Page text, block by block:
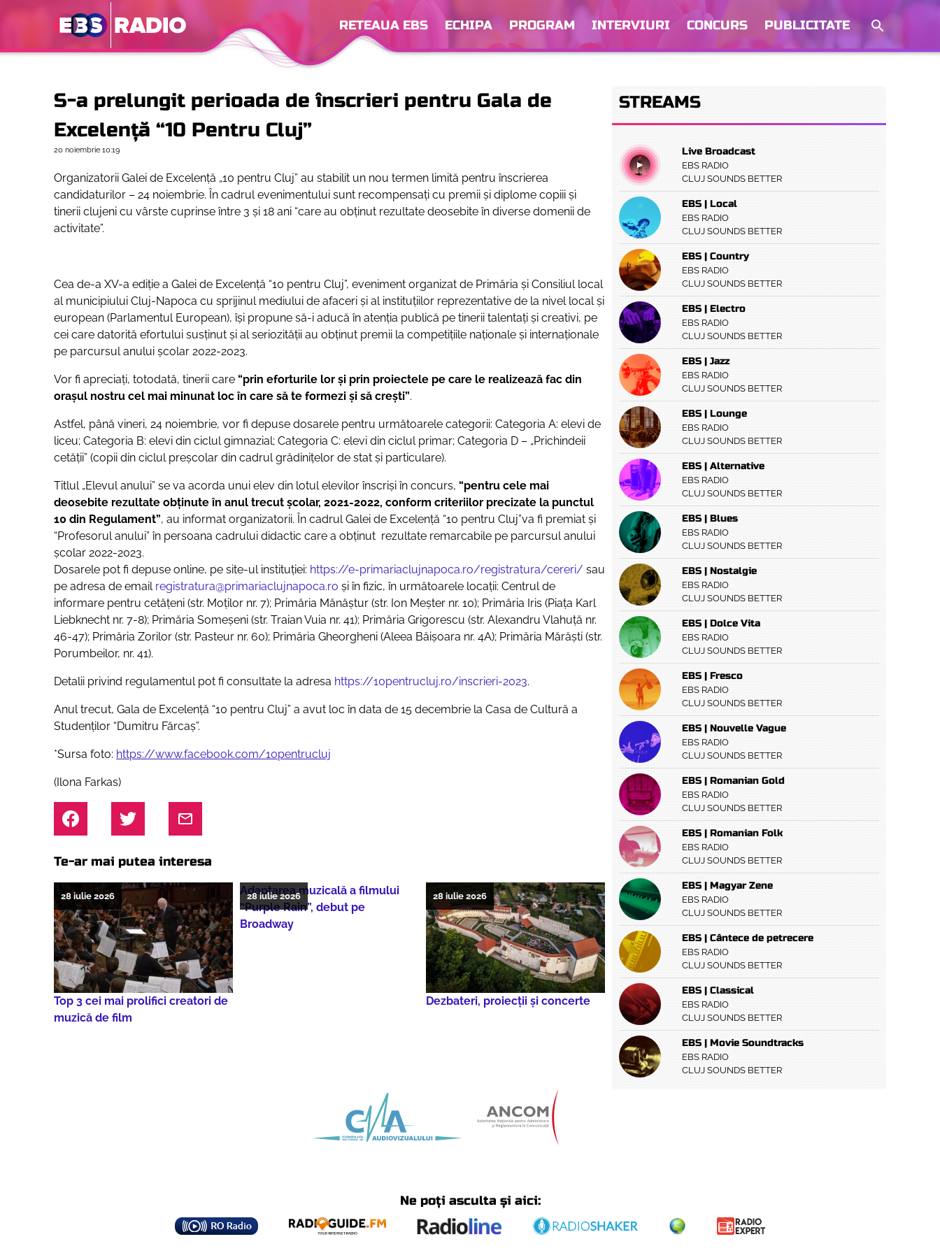
RETEAUA EBS ECHIPA PROGRAM INTERVIURI CONCURS PUBLICITATE
S-a prelungit perioada de înscrieri pentru Gala de
Excelenţă “10 Pentru Cluj”
20 noiembrie 10:19
Organizatorii Galei de Excelență „10 pentru Cluj” au stabilit un nou termen limită pentru înscrierea
candidaturilor – 24 noiembrie. În cadrul evenimentului sunt recompensaţi cu premii şi diplome copiii şi
tinerii clujeni cu vârste cuprinse între 3 şi 18 ani “care au obţinut rezultate deosebite în diverse domenii de
activitate”.
Cea de-a XV-a ediţie a Galei de Excelenţă “10 pentru Cluj”, eveniment organizat de Primăria şi Consiliul local
al municipiului Cluj-Napoca cu sprijinul mediului de afaceri şi al instituţiilor reprezentative de la nivel local și
european (Parlamentul European), îşi propune să-i aducă în atenţia publică pe tinerii talentaţi şi creativi, pe
cei care datorită efortului susţinut şi al seriozităţii au obţinut premii la competiţiile naţionale şi internaţionale
pe parcursul anului şcolar 2022-2023.
Vor fi apreciaţi, totodată, tinerii care “prin eforturile lor şi prin proiectele pe care le realizează fac din
orașul nostru cel mai minunat loc în care să te formezi și să crești”.
Astfel, până vineri, 24 noiembrie, vor fi depuse dosarele pentru următoarele categorii: Categoria A: elevi de
liceu; Categoria B: elevi din ciclul gimnazial; Categoria C: elevi din ciclul primar; Categoria D – „Prichindeii
cetăţii” (copii din ciclul preşcolar din cadrul grădiniţelor de stat şi particulare).
Titlul „Elevul anului” se va acorda unui elev din lotul elevilor înscrişi în concurs, “pentru cele mai
deosebite rezultate obţinute în anul trecut şcolar, 2021-2022, conform criteriilor precizate la punctul
10 din Regulament”, au informat organizatorii. În cadrul Galei de Excelenţă “10 pentru Cluj”va fi premiat şi
“Profesorul anului” în persoana cadrului didactic care a obţinut rezultate remarcabile pe parcursul anului
şcolar 2022-2023.
Dosarele pot fi depuse online, pe site-ul instituției: https://e-primariaclujnapoca.ro/registratura/cereri/ sau
pe adresa de email registratura@primariaclujnapoca.ro şi în fizic, în următoarele locaţii: Centrul de
informare pentru cetăţeni (str. Moţilor nr. 7); Primăria Mănăştur (str. Ion Meşter nr. 10); Primăria Iris (Piaţa Karl
Liebknecht nr. 7-8); Primăria Someşeni (str. Traian Vuia nr. 41); Primăria Grigorescu (str. Alexandru Vlahuţă nr.
46-47); Primăria Zorilor (str. Pasteur nr. 60); Primăria Gheorgheni (Aleea Băişoara nr. 4A); Primăria Mărăști (str.
Porumbeilor, nr. 41).
Detalii privind regulamentul pot fi consultate la adresa https://10pentrucluj.ro/inscrieri-2023.
Anul trecut, Gala de Excelenţă “10 pentru Cluj” a avut loc în data de 15 decembrie la Casa de Cultură a
Studenţilor “Dumitru Fărcaş”.
*Sursa foto: https://www.facebook.com/10pentrucluj
(Ilona Farkas)
Te-ar mai putea interesa
Top 3 cei mai prolifici creatori de
muzică de film
28 iulie 2026
Adaptarea muzicală a filmului
“Purple Rain”, debut pe
Broadway
28 iulie 2026
Dezbateri, proiecţii şi concerte
28 iulie 2026
STREAMS
Live Broadcast
EBS RADIO
CLUJ SOUNDS BETTER
EBS | Local
EBS RADIO
CLUJ SOUNDS BETTER
EBS | Country
EBS RADIO
CLUJ SOUNDS BETTER
EBS | Electro
EBS RADIO
CLUJ SOUNDS BETTER
EBS | Jazz
EBS RADIO
CLUJ SOUNDS BETTER
EBS | Lounge
EBS RADIO
CLUJ SOUNDS BETTER
EBS | Alternative
EBS RADIO
CLUJ SOUNDS BETTER
EBS | Blues
EBS RADIO
CLUJ SOUNDS BETTER
EBS | Nostalgie
EBS RADIO
CLUJ SOUNDS BETTER
EBS | Dolce Vita
EBS RADIO
CLUJ SOUNDS BETTER
EBS | Fresco
EBS RADIO
CLUJ SOUNDS BETTER
EBS | Nouvelle Vague
EBS RADIO
CLUJ SOUNDS BETTER
EBS | Romanian Gold
EBS RADIO
CLUJ SOUNDS BETTER
EBS | Romanian Folk
EBS RADIO
CLUJ SOUNDS BETTER
EBS | Magyar Zene
EBS RADIO
CLUJ SOUNDS BETTER
EBS | Cântece de petrecere
EBS RADIO
CLUJ SOUNDS BETTER
EBS | Classical
EBS RADIO
CLUJ SOUNDS BETTER
EBS | Movie Soundtracks
EBS RADIO
CLUJ SOUNDS BETTER
Ne poți asculta și aici: